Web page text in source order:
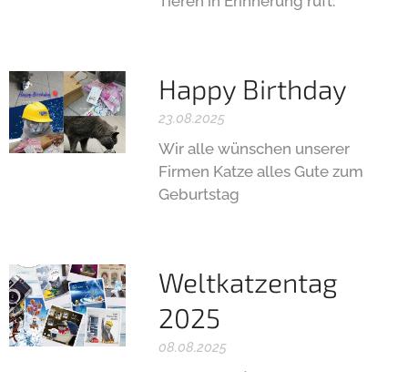
Happy Birthday
23.08.2025
Wir alle wünschen unserer
Firmen Katze alles Gute zum
Geburtstag 🥳
Weltkatzentag
2025
08.08.2025